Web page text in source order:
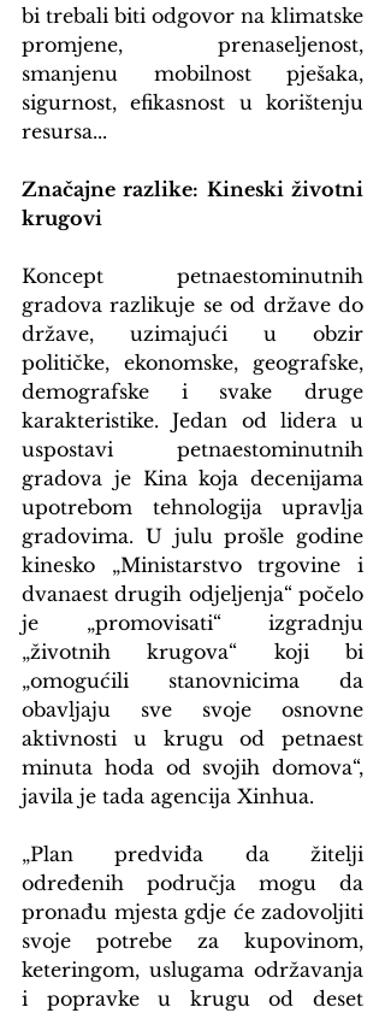
bi trebali biti odgovor na klimatske
promjene, prenaseljenost,
smanjenu mobilnost pješaka,
sigurnost, efikasnost u korištenju
resursa...
Značajne razlike: Kineski životni
krugovi
Koncept petnaestominutnih
gradova razlikuje se od države do
države, uzimajući u obzir
političke, ekonomske, geografske,
demografske i svake druge
karakteristike. Jedan od lidera u
uspostavi petnaestominutnih
gradova je Kina koja decenijama
upotrebom tehnologija upravlja
gradovima. U julu prošle godine
kinesko „Ministarstvo trgovine i
dvanaest drugih odjeljenja“ počelo
je „promovisati“ izgradnju
„životnih krugova“ koji bi
„omogućili stanovnicima da
obavljaju sve svoje osnovne
aktivnosti u krugu od petnaest
minuta hoda od svojih domova“,
javila je tada agencija Xinhua.
„Plan predviđa da žitelji
određenih područja mogu da
pronađu mjesta gdje će zadovoljiti
svoje potrebe za kupovinom,
keteringom, uslugama održavanja
i popravke u krugu od deset